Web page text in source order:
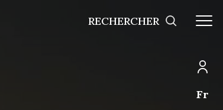
Fr
RECHERCHER